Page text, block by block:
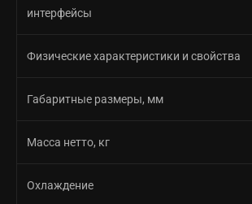
интерфейсы
Физические характеристики и свойства
Габаритные размеры, мм
Масса нетто, кг
Охлаждение